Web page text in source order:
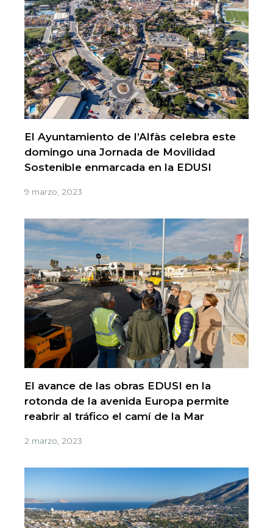
El Ayuntamiento de l’Alfàs celebra este
domingo una Jornada de Movilidad
Sostenible enmarcada en la EDUSI
9 marzo, 2023
El avance de las obras EDUSI en la
rotonda de la avenida Europa permite
reabrir al tráfico el camí de la Mar
2 marzo, 2023